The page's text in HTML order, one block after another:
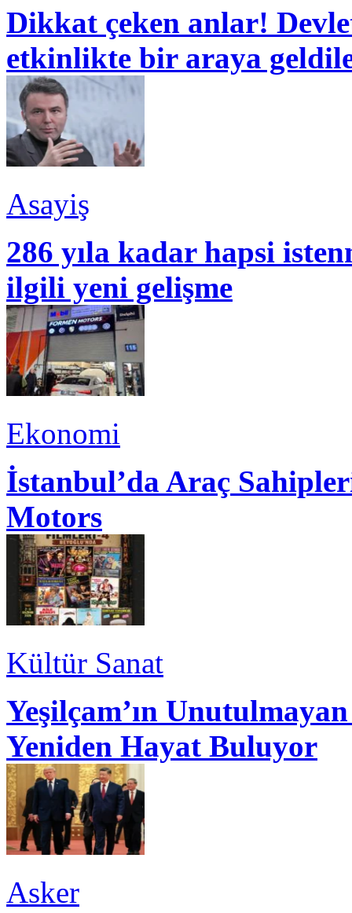
Dikkat çeken anlar!
etkinlikte bir araya
Asayiş
286 yıla kadar hapsi
ilgili yeni gelişme
Ekonomi
İstanbul’da Araç
Motors
Kültür Sanat
Yeşilçam’ın
Yeniden Hayat Buluyor
Asker